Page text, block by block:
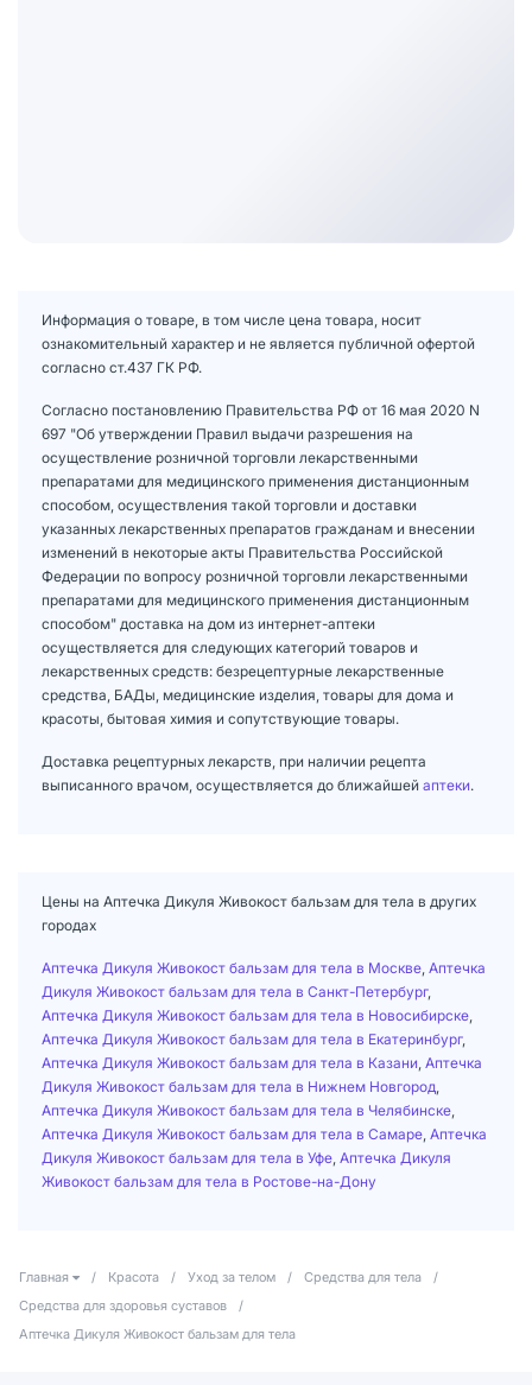
Информация о товаре, в том числе цена товара, носит
ознакомительный характер и не является публичной офертой
согласно ст.437 ГК РФ.
Согласно постановлению Правительства РФ от 16 мая 2020 N
697 "Об утверждении Правил выдачи разрешения на
осуществление розничной торговли лекарственными
препаратами для медицинского применения дистанционным
способом, осуществления такой торговли и доставки
указанных лекарственных препаратов гражданам и внесении
изменений в некоторые акты Правительства Российской
Федерации по вопросу розничной торговли лекарственными
препаратами для медицинского применения дистанционным
способом" доставка на дом из интернет-аптеки
осуществляется для следующих категорий товаров и
лекарственных средств: безрецептурные лекарственные
средства, БАДы, медицинские изделия, товары для дома и
красоты, бытовая химия и сопутствующие товары.
Доставка рецептурных лекарств, при наличии рецепта
выписанного врачом, осуществляется до ближайшей аптеки.
Цены на Аптечка Дикуля Живокост бальзам для тела в других
городах
Аптечка Дикуля Живокост бальзам для тела в Москве Аптечка
Дикуля Живокост бальзам для тела в Санкт-Петербург,
Аптечка Дикуля Живокост бальзам для тела в Новосибирске
Аптечка Дикуля Живокост бальзам для тела в Екатеринбург,
Аптечка Дикуля Живокост бальзам для тела в Казани Аптечка
Дикуля Живокост бальзам для тела в Нижнем Новгород
Аптечка Дикуля Живокост бальзам для тела в Челябинске
Аптечка Дикуля Живокост бальзам для тела в Самаре Аптечка
Дикуля Живокост бальзам для тела в Уфе Аптечка Дикуля
Живокост бальзам для тела в Ростове-на-Дону
Главная / Красота / Уход за телом / Средства для тела
/
Средства для здоровья суставов
/
Аптечка Дикуля Живокост бальзам для тела